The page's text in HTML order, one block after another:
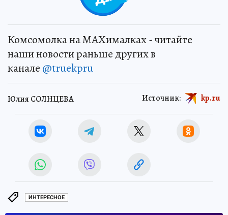
Комсомолка на MAXималках - читайте
наши новости раньше других в
канале @truekpru
Юлия СОЛНЦЕВА Источник: kp.ru
ИНТЕРЕСНОЕ